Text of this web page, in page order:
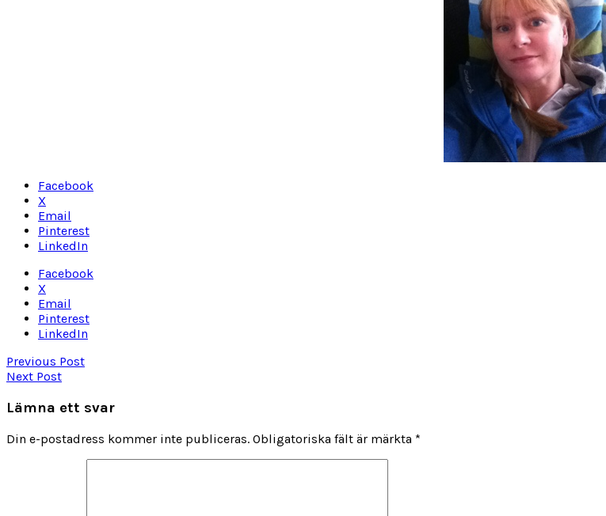
Facebook
X
Email
Pinterest
LinkedIn
Facebook
X
Email
Pinterest
LinkedIn
Previous Post
Next Post
Lämna ett svar
Din e-postadress kommer inte publiceras. Obligatoriska fält är märkta *